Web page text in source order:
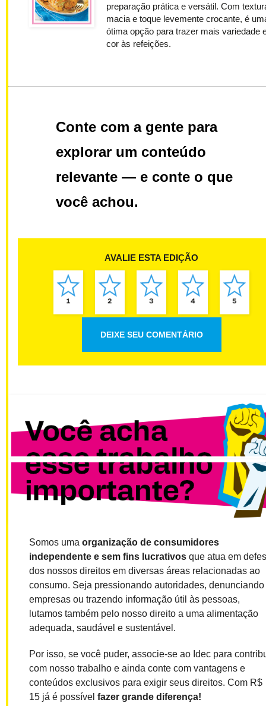
preparação prática e versátil. Com
macia e toque levemente crocante, é
ótima opção para trazer mais variedade
cor às refeições.
Conte com a gente para
explorar um conteúdo
relevante — e conte o que
você achou.
AVALIE ESTA EDIÇÃO
DEIXE SEU COMENTÁRIO
Somos uma organização de consumidores
independente e sem fins lucrativos que atua em
dos nossos direitos em diversas áreas relacionadas ao
consumo. Seja pressionando autoridades, denunciando
empresas ou trazendo informação útil às pessoas,
lutamos também pelo nosso direito a uma alimentação
adequada, saudável e sustentável.
Por isso, se você puder, associe-se ao Idec para
com nosso trabalho e ainda conte com vantagens e
conteúdos exclusivos para exigir seus direitos. Com R$
15 já é possível fazer grande diferença!